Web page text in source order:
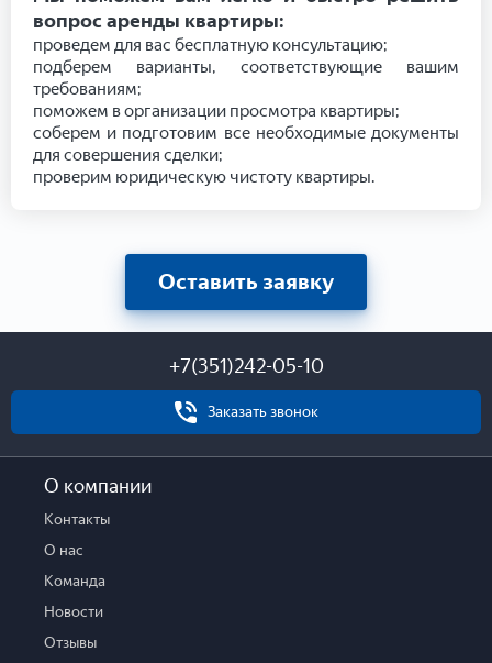
вопрос аренды квартиры:
проведем для вас бесплатную консультацию;
подберем варианты, соответствующие вашим
требованиям;
поможем в организации просмотра квартиры;
соберем и подготовим все необходимые документы
для совершения сделки;
проверим юридическую чистоту квартиры.
Оставить заявку
+7(351)242-05-10
Заказать звонок
О компании
Контакты
О нас
Команда
Новости
Отзывы